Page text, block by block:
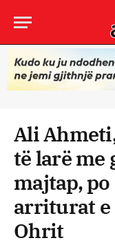
Ali
të larë me
majtap,
arriturat e
Ohrit